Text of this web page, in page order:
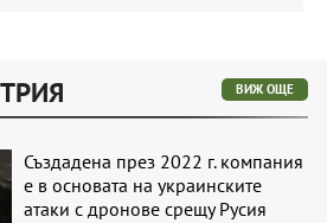
ВИЖ ОЩЕ
Създадена през 2022 г. компания
е в основата на украинските
атаки с дронове срещу Русия